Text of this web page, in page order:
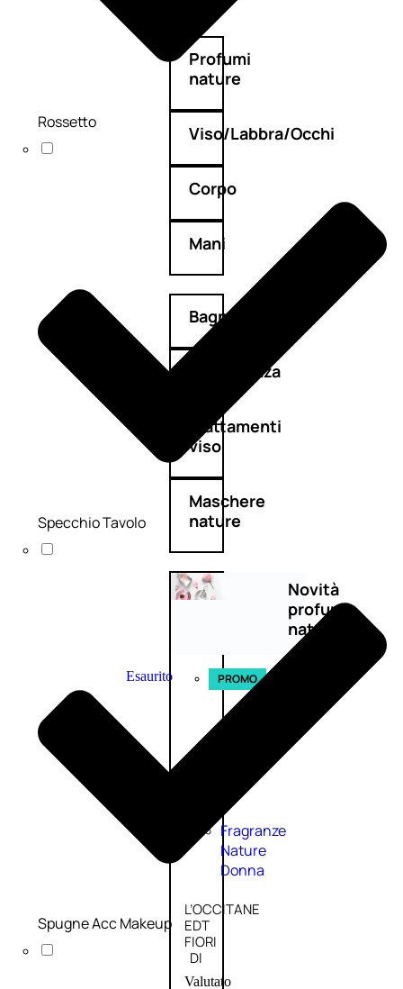
Profumi
nature
Viso/Labbra/Occhi
Corpo
Mani
Bagno
Detergenza
Trattamenti
viso
Maschere
nature
Novità
profumi
nature
Esaurito PROMO
Fragranze
Nature
Donna
L’OCCITANE
EDT
FIORI
DI
Valutato
Rossetto
Specchio Tavolo
Spugne Acc Makeup